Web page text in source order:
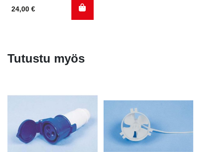
24,00 €
Tutustu myös